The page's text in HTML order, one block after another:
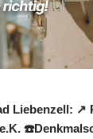
Liebenzell: ↗️